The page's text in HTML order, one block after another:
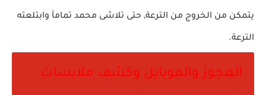
يتمكن من الخروج من الترعة, حتى تلاشى محمد تمامآ وابتلعته
الترعة.
العجوز والموبايل وكشف ملابسات